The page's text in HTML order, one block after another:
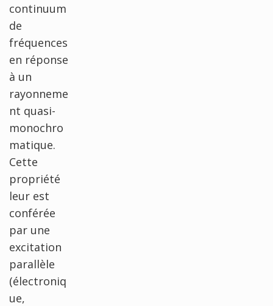
continuum
de
fréquences
en réponse
à un
rayonneme
nt quasi-
monochro
matique.
Cette
propriété
leur est
conférée
par une
excitation
parallèle
(électroniq
ue,